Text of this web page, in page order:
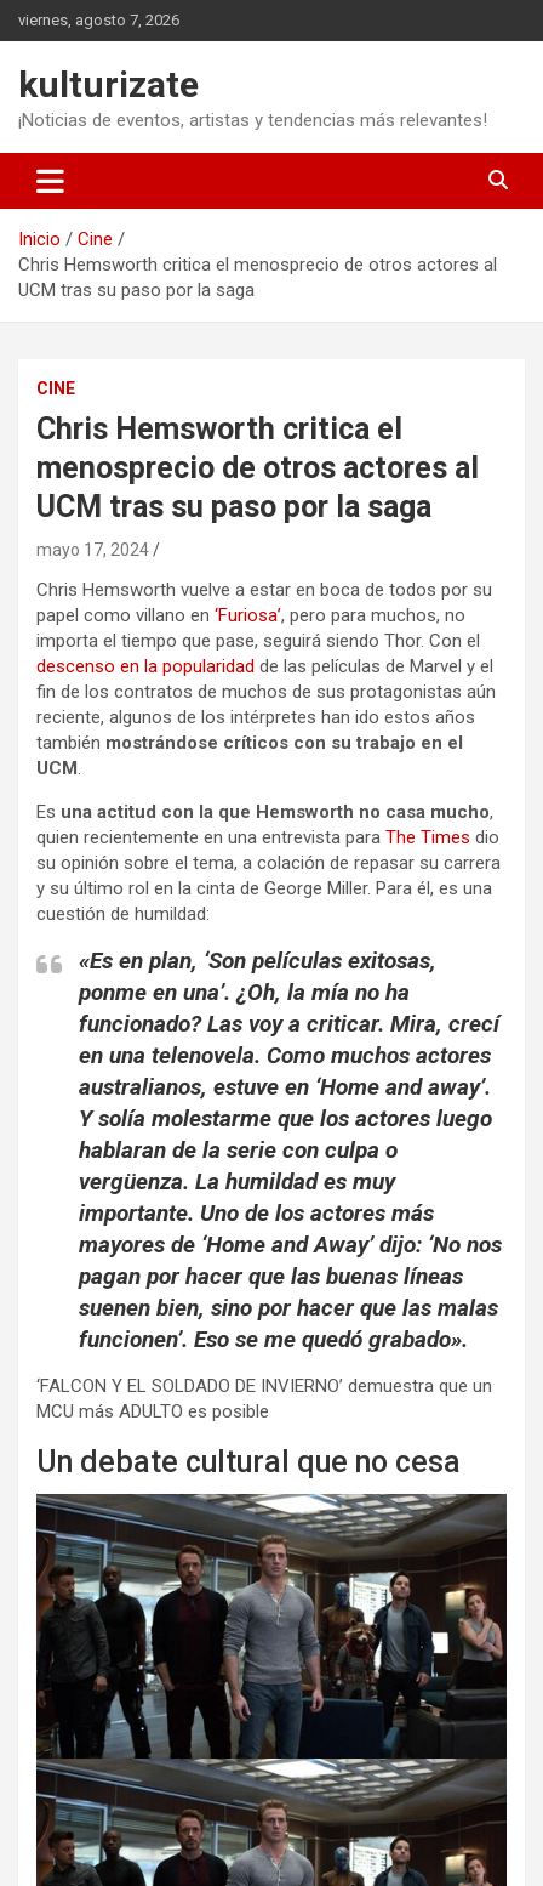
Saltar
al
viernes, agosto 7, 2026
kulturizate
¡Noticias de eventos, artistas y tendencias más relevantes!
Inicio
Cine
Chris Hemsworth critica el menosprecio de otros actores al
UCM tras su paso por la saga
CINE
Chris Hemsworth critica el
menosprecio de otros actores al
UCM tras su paso por la saga
mayo 17, 2024
Chris Hemsworth vuelve a estar en boca de todos por su
papel como villano en ‘Furiosa’, pero para muchos, no
importa el tiempo que pase, seguirá siendo Thor. Con el
descenso en la popularidad de las películas de Marvel y el
fin de los contratos de muchos de sus protagonistas aún
reciente, algunos de los intérpretes han ido estos años
también mostrándose críticos con su trabajo en el
UCM.
Es una actitud con la que Hemsworth no casa mucho,
quien recientemente en una entrevista para The Times dio
su opinión sobre el tema, a colación de repasar su carrera
y su último rol en la cinta de George Miller. Para él, es una
cuestión de humildad:
«Es en plan, ‘Son películas exitosas,
ponme en una’. ¿Oh, la mía no ha
funcionado? Las voy a criticar. Mira, crecí
en una telenovela. Como muchos actores
australianos, estuve en ‘Home and away’.
Ysolía molestarme que los actores luego
hablaran de la serie con culpa o
vergüenza. La humildad es muy
importante. Uno de los actores más
mayores de ‘Home and Away’ dijo: ‘No nos
pagan por hacer que las buenas líneas
suenen bien, sino por hacer que las malas
funcionen’. Eso se me quedó grabado».
‘FALCON Y EL SOLDADO DE INVIERNO’ demuestra que un
MCU más ADULTO es posible
Un debate cultural que no cesa